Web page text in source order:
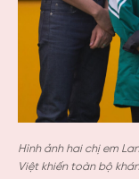
Hình ảnh hai chị em
Việt khiến toàn bộ